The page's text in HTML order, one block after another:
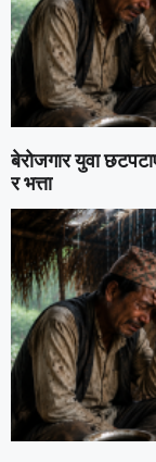
बेरोजगार युवा
र भत्ता